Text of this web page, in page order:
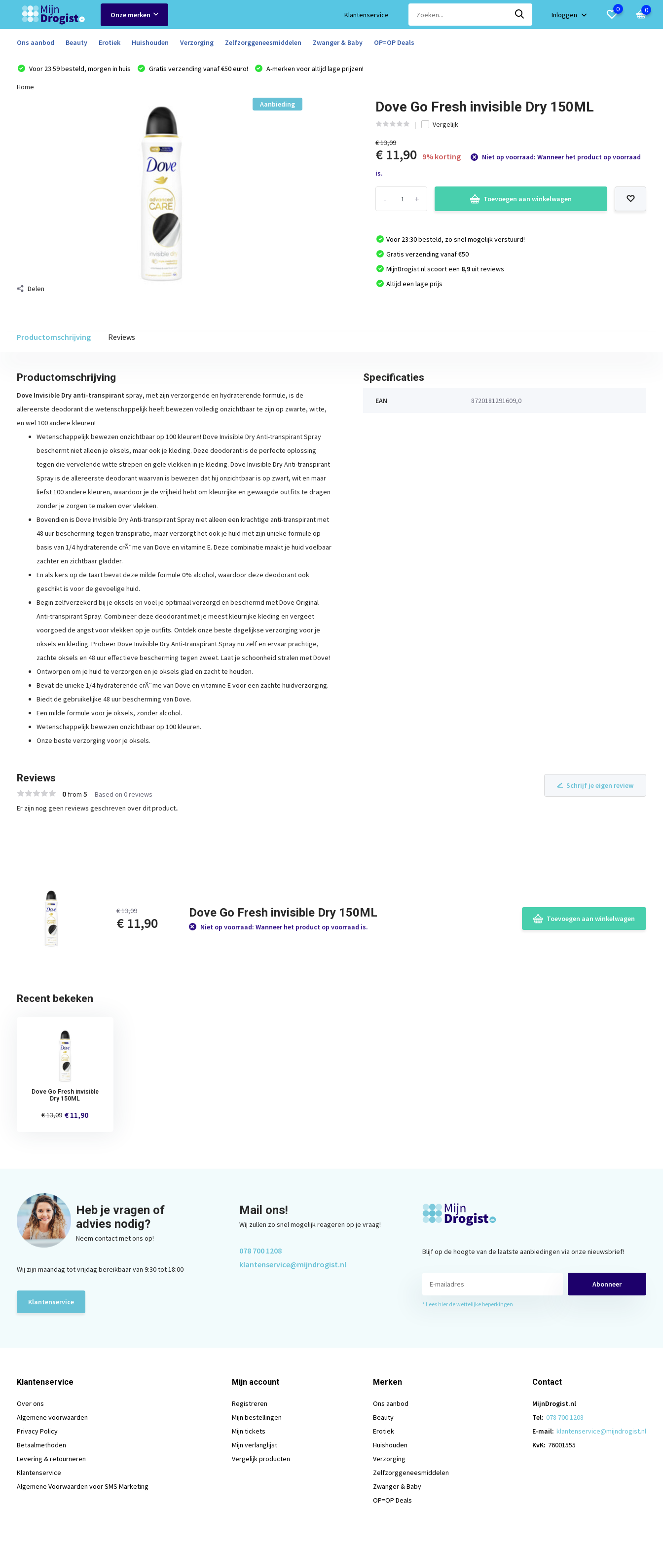
Onze merken Klantenservice Inloggen
0 0
Ons aanbod Beauty Erotiek Huishouden Verzorging Zelfzorggeneesmiddelen Zwanger & Baby OP=OP Deals
Voor 23:59 besteld, morgen in huis Gratis verzending vanaf €50 euro! A-merken voor altijd lage prijzen!
Home
Aanbieding
Delen
Dove Go Fresh invisible Dry 150ML
Vergelijk
€ 13,09
€ 11,90 9% korting
Niet op voorraad: Wanneer het product op voorraad
is.
+
- Toevoegen aan winkelwagen
Voor 23:30 besteld, zo snel mogelijk verstuurd!
Gratis verzending vanaf €50
MijnDrogist.nl scoort een 8,9uit reviews
Altijd een lage prijs
Productomschrijving Reviews
Productomschrijving
Dove Invisible Dry anti-transpirant spray, met zijn verzorgende en hydraterende formule, is de
allereerste deodorant die wetenschappelijk heeft bewezen volledig onzichtbaar te zijn op zwarte, witte,
en wel 100 andere kleuren!
Wetenschappelijk bewezen onzichtbaar op 100 kleuren! Dove Invisible Dry Anti-transpirant Spray
beschermt niet alleen je oksels, maar ook je kleding. Deze deodorant is de perfecte oplossing
tegen die vervelende witte strepen en gele vlekken in je kleding. Dove Invisible Dry Anti-transpirant
Spray is de allereerste deodorant waarvan is bewezen dat hij onzichtbaar is op zwart, wit en maar
liefst 100 andere kleuren, waardoor je de vrijheid hebt om kleurrijke en gewaagde outfits te dragen
zonder je zorgen te maken over vlekken.
Bovendien is Dove Invisible Dry Anti-transpirant Spray niet alleen een krachtige anti-transpirant met
48 uur bescherming tegen transpiratie, maar verzorgt het ook je huid met zijn unieke formule op
basis van 1/4 hydraterende crÃ¨me van Dove en vitamine E. Deze combinatie maakt je huid voelbaar
zachter en zichtbaar gladder.
En als kers op de taart bevat deze milde formule 0% alcohol, waardoor deze deodorant ook
geschikt is voor de gevoelige huid.
Begin zelfverzekerd bij je oksels en voel je optimaal verzorgd en beschermd met Dove Original
Anti-transpirant Spray. Combineer deze deodorant met je meest kleurrijke kleding en vergeet
voorgoed de angst voor vlekken op je outfits. Ontdek onze beste dagelijkse verzorging voor je
oksels en kleding. Probeer Dove Invisible Dry Anti-transpirant Spray nu zelf en ervaar prachtige,
zachte oksels en 48 uur effectieve bescherming tegen zweet. Laat je schoonheid stralen met Dove!
Ontworpen om je huid te verzorgen en je oksels glad en zacht te houden.
Bevat de unieke 1/4 hydraterende crÃ¨me van Dove en vitamine E voor een zachte huidverzorging.
Biedt de gebruikelijke 48 uur bescherming van Dove.
Een milde formule voor je oksels, zonder alcohol.
Wetenschappelijk bewezen onzichtbaar op 100 kleuren.
Onze beste verzorging voor je oksels.
Specificaties
EAN 8720181291609,0
Reviews
0from 5 Based on 0 reviews
Schrijf je eigen review
Er zijn nog geen reviews geschreven over dit product..
€ 13,09
€ 11,90
Dove Go Fresh invisible Dry 150ML
Niet op voorraad: Wanneer het product op voorraad is.
Toevoegen aan winkelwagen
Recent bekeken
Dove Go Fresh invisible
Dry 150ML
€ 13,09 € 11,90
Heb je vragen of
advies nodig?
Neem contact met ons op!
Wij zijn maandag tot vrijdag bereikbaar van 9:30 tot 18:00
Klantenservice
Mail ons!
Wij zullen zo snel mogelijk reageren op je vraag!
078 700 1208
klantenservice@mijndrogist.nl
Blijf op de hoogte van de laatste aanbiedingen via onze nieuwsbrief!
Abonneer
* Lees hier de wettelijke beperkingen
Klantenservice
Over ons
Algemene voorwaarden
Privacy Policy
Betaalmethoden
Levering & retourneren
Klantenservice
Algemene Voorwaarden voor SMS Marketing
Mijn account
Registreren
Mijn bestellingen
Mijn tickets
Mijn verlanglijst
Vergelijk producten
Merken
Ons aanbod
Beauty
Erotiek
Huishouden
Verzorging
Zelfzorggeneesmiddelen
Zwanger & Baby
OP=OP Deals
Contact
MijnDrogist.nl
Tel: 078 700 1208
E-mail: klantenservice@mijndrogist.nl
KvK: 76001555